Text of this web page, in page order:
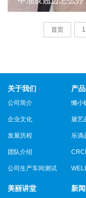
首页 1
关于我们
公司简介
企业文化
发展历程
团队介绍
公司生产车间测试
美丽讲堂
产
懒小
黛艺
乐滴
新